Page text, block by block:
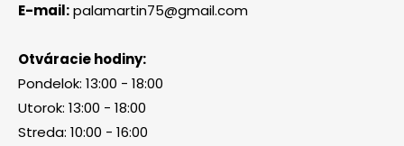
E-mail:palamartin75@gmail.com
Otváracie hodiny:
Pondelok: 13:00 - 18:00
Utorok: 13:00 - 18:00
Streda: 10:00 - 16:00